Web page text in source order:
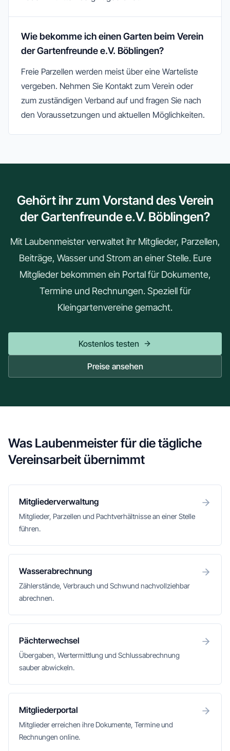
Wie bekomme ich einen Garten beim Verein
der Gartenfreunde e.V. Böblingen?
Freie Parzellen werden meist über eine Warteliste
vergeben. Nehmen Sie Kontakt zum Verein oder
zum zuständigen Verband auf und fragen Sie nach
den Voraussetzungen und aktuellen Möglichkeiten.
Gehört ihr zum Vorstand des Verein
der Gartenfreunde e.V. Böblingen?
Mit Laubenmeister verwaltet ihr Mitglieder, Parzellen,
Beiträge, Wasser und Strom an einer Stelle. Eure
Mitglieder bekommen ein Portal für Dokumente,
Termine und Rechnungen. Speziell für
Kleingartenvereine gemacht.
Kostenlos testen
Preise ansehen
Was Laubenmeister für die tägliche
Vereinsarbeit übernimmt
Mitgliederverwaltung
Mitglieder, Parzellen und Pachtverhältnisse an einer Stelle
führen.
Wasserabrechnung
Zählerstände, Verbrauch und Schwund nachvollziehbar
abrechnen.
Pächterwechsel
Übergaben, Wertermittlung und Schlussabrechnung
sauber abwickeln.
Mitgliederportal
Mitglieder erreichen ihre Dokumente, Termine und
Rechnungen online.